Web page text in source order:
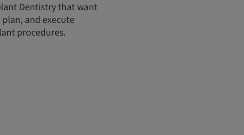
Dentistry that want
and execute
procedures.